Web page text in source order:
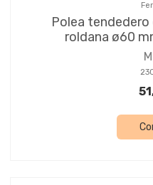
Polea
roldana ø60